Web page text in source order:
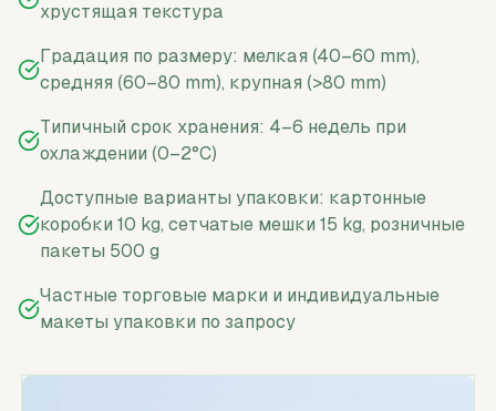
хрустящая текстура
Градация по размеру: мелкая (40–60 mm),
средняя (60–80 mm), крупная (>80 mm)
Типичный срок хранения: 4–6 недель при
охлаждении (0–2°C)
Доступные варианты упаковки: картонные
коробки 10 kg, сетчатые мешки 15 kg, розничные
пакеты 500 g
Частные торговые марки и индивидуальные
макеты упаковки по запросу